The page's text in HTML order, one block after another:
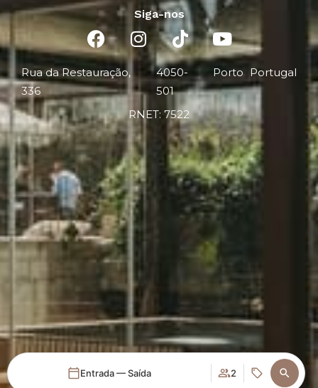
Entrada — Saída 2
Siga-nos
Rua da Restauração,
336
4050-
501
Porto Portugal
RNET: 7522